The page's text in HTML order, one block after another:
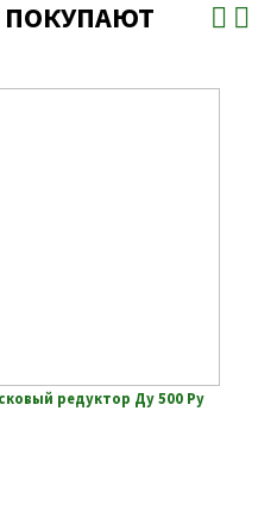
ПОКУПАЮТ
редуктор Ду 500 Ру